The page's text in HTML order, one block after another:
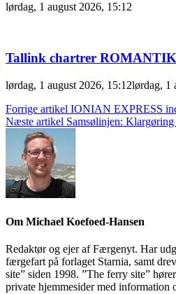
lørdag, 1 august 2026, 15:12
Tallink chartrer
lørdag, 1 august 2026, 15:12lørdag, 1
Indlægsnavigation
Forrige artikel IONIAN EXPRESS
Næste artikel Samsølinjen:
Om Michael Koefoed-Hansen
Redaktør og ejer af Færgenyt. Har
færgefart på forlaget Starnia, samt
site” siden 1998. ”The ferry site”
private hjemmesider med information